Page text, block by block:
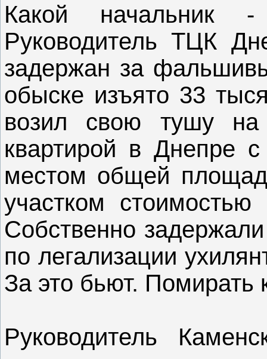
Какой начальник
Руководитель ТЦК
задержан за
обыске изъято 33
возил свою тушу
квартирой в Днепре
местом общей
участком
Собственно
по легализации
За это бьют. Помирать
Руководитель